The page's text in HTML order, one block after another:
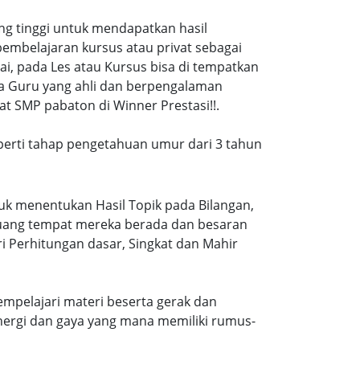
tinggi untuk mendapatkan hasil
kursus atau privat sebagai
pada Les atau Kursus bisa di tempatkan
yang ahli dan berpengalaman
SMP pabaton di Winner Prestasi!!.
tahap pengetahuan umur dari 3 tahun
menentukan Hasil Topik pada Bilangan,
tempat mereka berada dan besaran
dasar, Singkat dan Mahir
materi beserta gerak dan
dan gaya yang mana memiliki rumus-